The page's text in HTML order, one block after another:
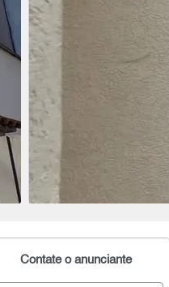
Contate o anunciante